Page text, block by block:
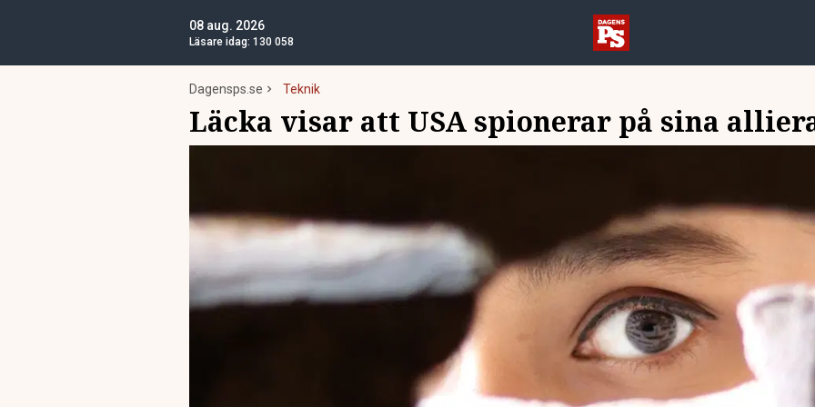
08 aug. 2026
Läsare idag: 130 058
Dagensps.se Teknik
Läcka visar att USA spionerar på sina